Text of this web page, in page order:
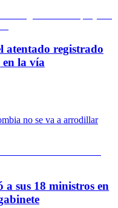
atentado registrado
en la vía
no se va a arrodillar
a sus 18 ministros en